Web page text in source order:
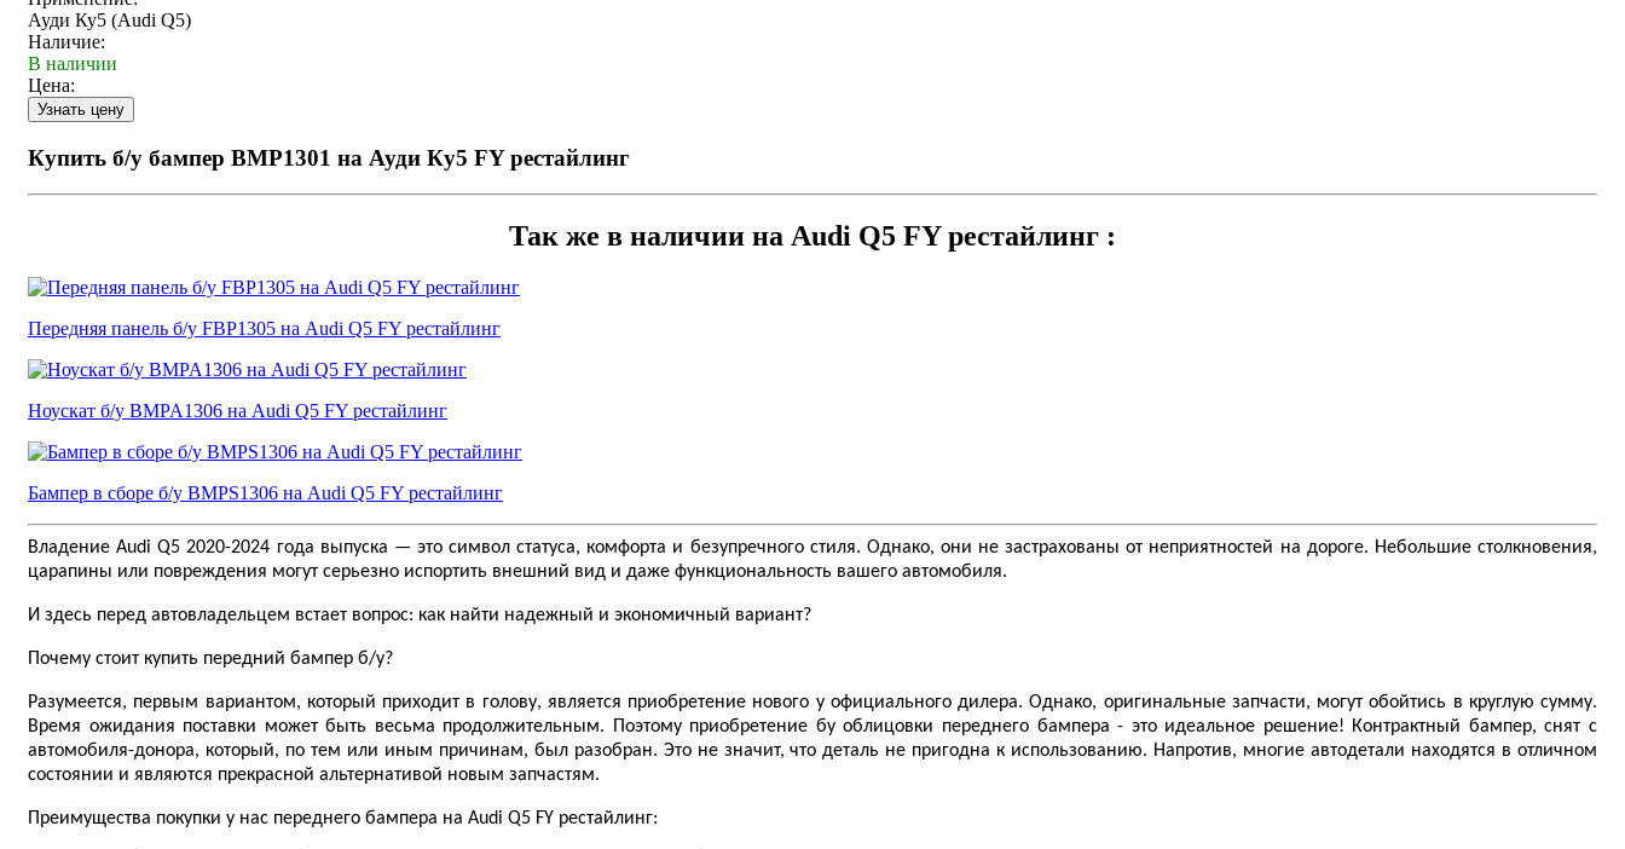
Ауди Ку5 (Audi Q5)
Наличие:
В наличии
Цена:
Купить б/у бампер BMP1301 на Ауди Ку5 FY рестайлинг
Так же в наличии на Audi Q5 FY рестайлинг :
Передняя панель б/у FBP1305 на Audi Q5 FY рестайлинг
Ноускат б/у BMPA1306 на Audi Q5 FY рестайлинг
Бампер в сборе б/у BMPS1306 на Audi Q5 FY рестайлинг
Владение Audi Q5 2020-2024 года выпуска — это символ статуса, комфорта и безупречного стиля. Однако, они не застрахованы от неприятностей на дороге. Небольшие столкновения,
царапины или повреждения могут серьезно испортить внешний вид и даже функциональность вашего автомобиля.
И здесь перед автовладельцем встает вопрос: как найти надежный и экономичный вариант?
Почему стоит купить передний бампер б/у?
Разумеется, первым вариантом, который приходит в голову, является приобретение нового у официального дилера. Однако, оригинальные запчасти, могут обойтись в круглую сумму.
Время ожидания поставки может быть весьма продолжительным. Поэтому приобретение бу облицовки переднего бампера - это идеальное решение! Контрактный бампер, снят с
автомобиля-донора, который, по тем или иным причинам, был разобран. Это не значит, что деталь не пригодна к использованию. Напротив, многие автодетали находятся в отличном
состоянии и являются прекрасной альтернативой новым запчастям.
Преимущества покупки у нас переднего бампера на Audi Q5 FY рестайлинг: